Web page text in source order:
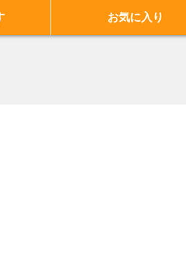
お気に入り